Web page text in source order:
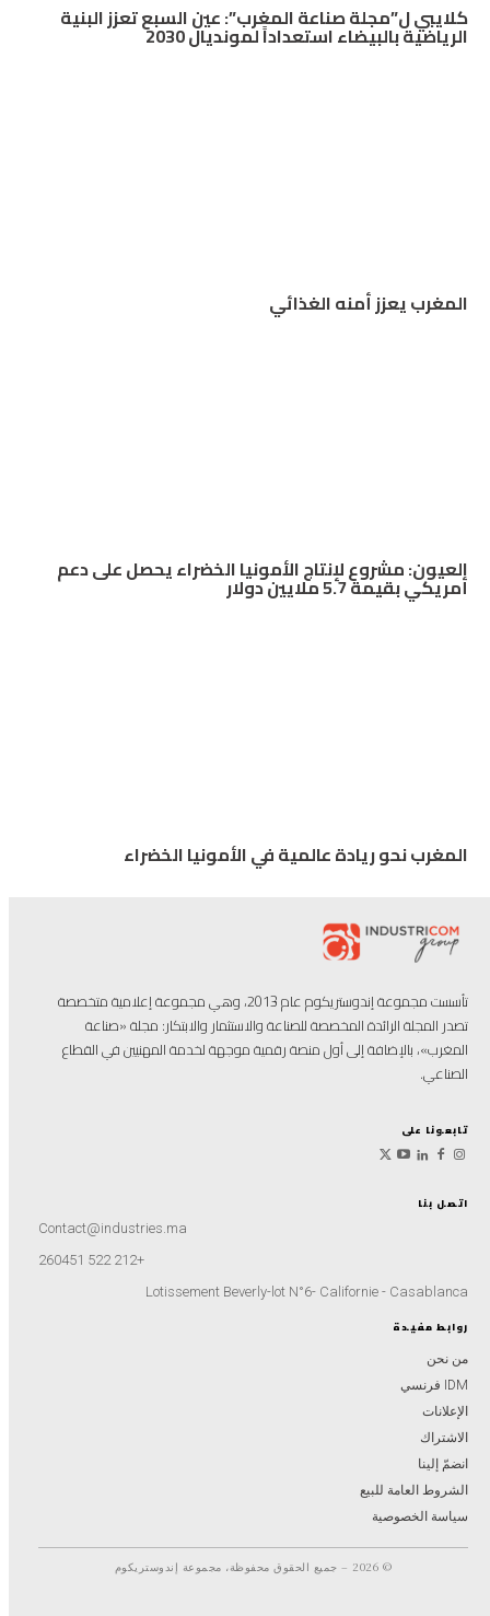
كلايبي ل”مجلة صناعة المغرب”: عين السبع تعزز البنية
الرياضية بالبيضاء استعداداً لمونديال 2030
المغرب يعزز أمنه الغذائي
العيون: مشروع لإنتاج الأمونيا الخضراء يحصل على دعم
أمريكي بقيمة 5.7 ملايين دولار
المغرب نحو ريادة عالمية في الأمونيا الخضراء
روابط مفيدة
من نحن
IDM فرنسي
الإعلانات
الاشتراك
انضمّ إلينا
الشروط العامة للبيع
سياسة الخصوصية
اتصل بنا
Contact@industries.ma
+212 522 260451
Lotissement Beverly-lot N°6- Californie - Casablanca
تأسست مجموعة إندوستريكوم عام 2013، وهي مجموعة إعلامية متخصصة
تصدر المجلة الرائدة المخصصة للصناعة والاستثمار والابتكار: مجلة «صناعة
المغرب»، بالإضافة إلى أول منصة رقمية موجهة لخدمة المهنيين في القطاع
الصناعي.
تابعونا على
© 2026 – جميع الحقوق محفوظة، مجموعة إندوستريكوم